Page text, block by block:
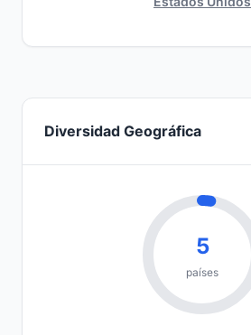
Diversidad Geográfica
5
países